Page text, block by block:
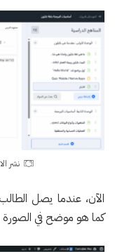
نشر
الآن، عندما يصل
كما هو موضح في الصورة